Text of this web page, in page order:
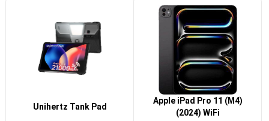
Unihertz Tank Pad
Apple iPad Pro 11 (M4)
(2024) WiFi